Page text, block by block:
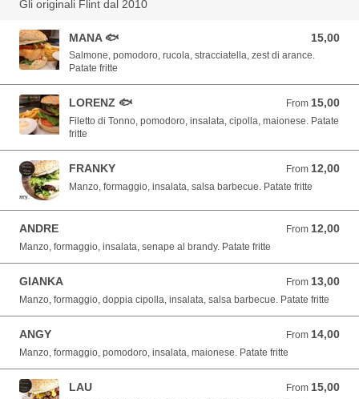
Gli originali Flint dal 2010
MANA 🐟 15,00
15,00 EUR
Salmone, pomodoro, rucola, stracciatella, zest di arance.
Patate fritte
LORENZ 🐟 From 15,00
From 15,00 EUR
Filetto di Tonno, pomodoro, insalata, cipolla, maionese. Patate
fritte
FRANKY From 12,00
From 12,00 EUR
Manzo, formaggio, insalata, salsa barbecue. Patate fritte
ANDRE From 12,00
From 12,00 EUR
Manzo, formaggio, insalata, senape al brandy. Patate fritte
GIANKA From 13,00
From 13,00 EUR
Manzo, formaggio, doppia cipolla, insalata, salsa barbecue. Patate fritte
ANGY From 14,00
From 14,00 EUR
Manzo, formaggio, pomodoro, insalata, maionese. Patate fritte
LAU From 15,00
From 15,00 EUR